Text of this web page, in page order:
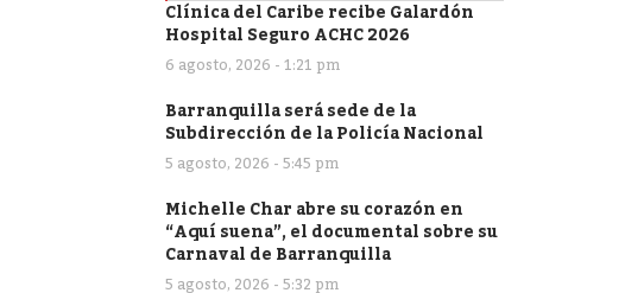
Clínica del Caribe recibe Galardón
Hospital Seguro ACHC 2026
6 agosto, 2026 - 1:21 pm
Barranquilla será sede de la
Subdirección de la Policía Nacional
5 agosto, 2026 - 5:45 pm
Michelle Char abre su corazón en
“Aquí suena”, el documental sobre su
Carnaval de Barranquilla
5 agosto, 2026 - 5:32 pm